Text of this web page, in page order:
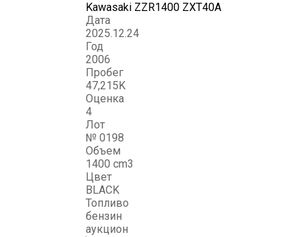
Kawasaki ZZR1400 ZXT40A
Дата
2025.12.24
Год
2006
Пробег
47,215K
Оценка
4
Лот
№ 0198
Объем
1400 cm3
Цвет
BLACK
Топливо
бензин
аукцион